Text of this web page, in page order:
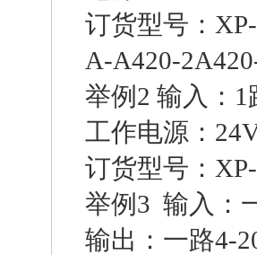
订货型号：
A-A420-
举例2 输入：
工作电源：
订货型号：
举例3 输入：
输出：一路4-